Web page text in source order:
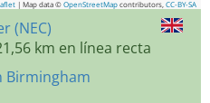
| Map data © OpenStreetMap contributors, CC-BY-SA
(NEC)
km en línea recta
Birmingham